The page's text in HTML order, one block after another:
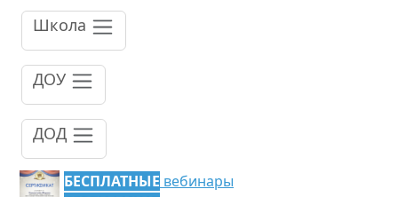
Школа
ДОУ
ДОД
БЕСПЛАТНЫЕ вебинары